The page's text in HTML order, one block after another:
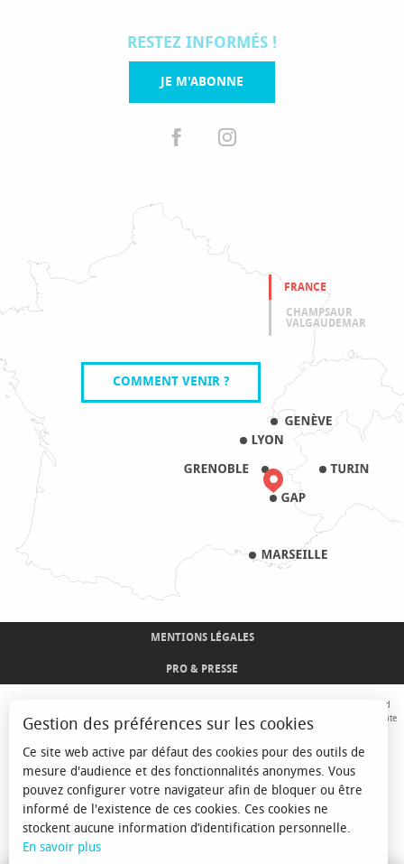
RESTEZ INFORMÉS !
JE M'ABONNE
FRANCE
CHAMPSAUR
VALGAUDEMAR
COMMENT VENIR ?
MENTIONS LÉGALES
PRO & PRESSE
Avec le concours de l'Union Européenne. L'Europe s'engage sur le Massif Alpin avec le fond
Européen de Développement Régional. Co-financé par le Conseil Régional Provence-Alpes-Côte
d'Azur et l'Etat, Commissariat Général des Territoires - FNADT - CIMA
Gestion des préférences sur les cookies
Ce site web active par défaut des cookies pour des outils de
mesure d'audience et des fonctionnalités anonymes. Vous
pouvez configurer votre navigateur afin de bloquer ou être
informé de l'existence de ces cookies. Ces cookies ne
stockent aucune information d’identification personnelle.
En savoir plus